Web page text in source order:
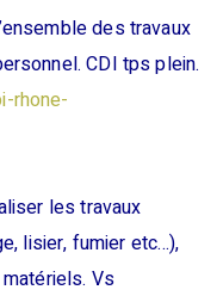
des travaux
CDI tps plein.
rhone-
les travaux
lisier, fumier etc…),
Vs